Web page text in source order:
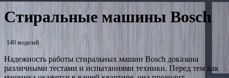
Стиральные машины Bosch
140 моделей
Надежность работы стиральных машин Bosch доказана
различными тестами и испытаниями техники. Перед тем как